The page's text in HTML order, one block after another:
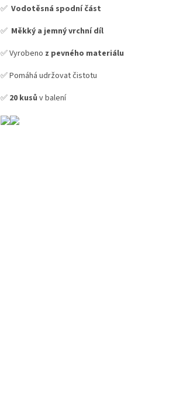
✅ Vodotěsná spodní část
✅ Měkký a jemný vrchní díl
✅ Vyrobeno z pevného materiálu
✅ Pomáhá udržovat čistotu
✅ 20 kusů v balení